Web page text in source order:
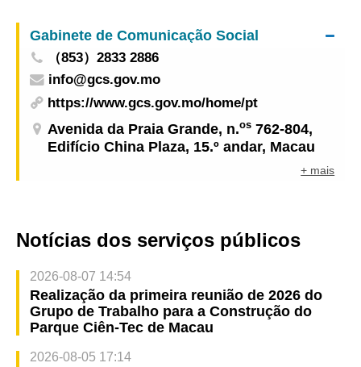
Macau à Pátria e a cerimónia de tomada de
posse do VI Governo da RAEM
Gabinete de Comunicação Social
（853）2833 2886
info@gcs.gov.mo
https://www.gcs.gov.mo/home/pt
Avenida da Praia Grande, n.os 762-804,
Edifício China Plaza, 15.º andar, Macau
+ mais
Notícias dos serviços públicos
2026-08-07 14:54
Realização da primeira reunião de 2026 do
Grupo de Trabalho para a Construção do
Parque Ciên-Tec de Macau
2026-08-05 17:14